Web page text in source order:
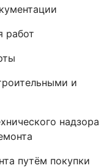
работ
и
надзора
путём покупки